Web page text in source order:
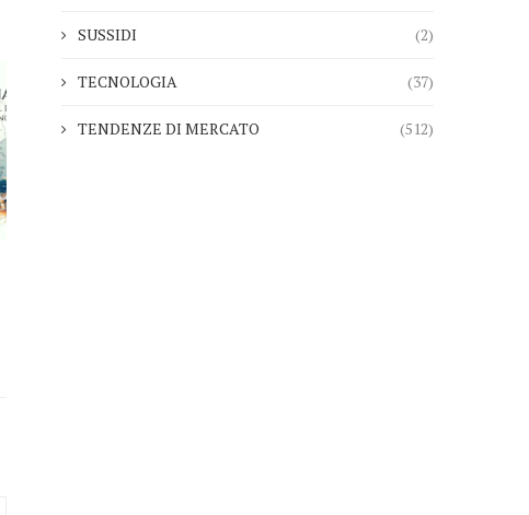
SUSSIDI (2)
TECNOLOGIA (37)
TENDENZE DI MERCATO (512)